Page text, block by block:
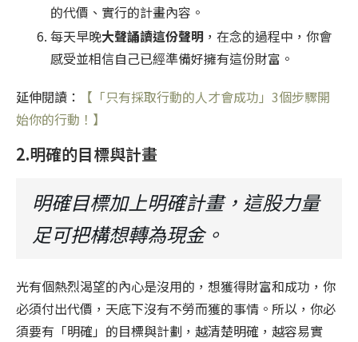
的代價、實行的計畫內容。
每天早晚大聲誦讀這份聲明 ，在念的過程中，你會
感受並相信自己已經準備好擁有這份財富。
延伸閱讀：
【「只有採取行動的人才會成功」3個步驟開
始你的行動！】
2.明確的目標與計畫
明確目標加上明確計畫，這股力量
足可把構想轉為現金。
光有個熱烈渴望的內心是沒用的，想獲得財富和成功，你
必須付出代價，天底下沒有不勞而獲的事情。所以，你必
須要有「明確」的目標與計劃，越清楚明確，越容易實